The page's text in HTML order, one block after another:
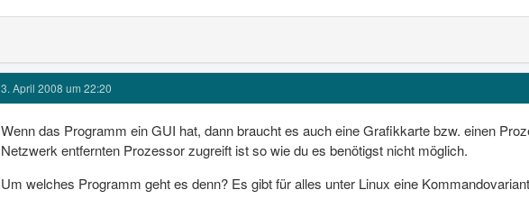
3. April 2008 um 22:20
Wenn das Programm ein GUI hat, dann braucht es auch eine Grafikkarte bzw. einen
Netzwerk entfernten Prozessor zugreift ist so wie du es benötigst nicht möglich.
Um welches Programm geht es denn? Es gibt für alles unter Linux eine